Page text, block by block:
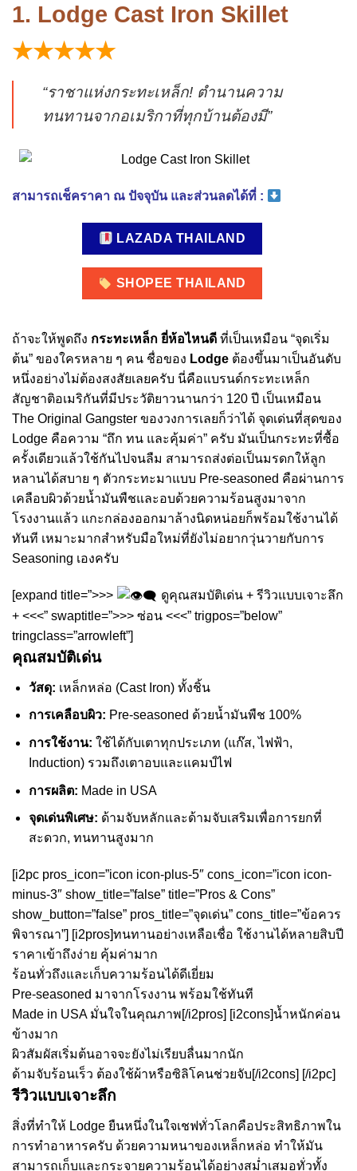
1. Lodge Cast Iron Skillet
★★★★★
“ราชาแห่งกระทะเหล็ก! ตำนานความ
ทนทานจากอเมริกาที่ทุกบ้านต้องมี”
สามารถเช็คราคา ณ ปัจจุบัน และส่วนลดได้ที่ :
LAZADA THAILAND
SHOPEE THAILAND
ถ้าจะให้พูดถึง กระทะเหล็ก ยี่ห้อไหนดี ที่เป็นเหมือน “จุดเริ่ม
ต้น” ของใครหลาย ๆ คน ชื่อของ Lodge ต้องขึ้นมาเป็นอันดับ
หนึ่งอย่างไม่ต้องสงสัยเลยครับ นี่คือแบรนด์กระทะเหล็ก
สัญชาติอเมริกันที่มีประวัติยาวนานกว่า 120 ปี เป็นเหมือน
The Original Gangster ของวงการเลยก็ว่าได้ จุดเด่นที่สุดของ
Lodge คือความ “ถึก ทน และคุ้มค่า” ครับ มันเป็นกระทะที่ซื้อ
ครั้งเดียวแล้วใช้กันไปจนลืม สามารถส่งต่อเป็นมรดกให้ลูก
หลานได้สบาย ๆ ตัวกระทะมาแบบ Pre-seasoned คือผ่านการ
เคลือบผิวด้วยน้ำมันพืชและอบด้วยความร้อนสูงมาจาก
โรงงานแล้ว แกะกล่องออกมาล้างนิดหน่อยก็พร้อมใช้งานได้
ทันที เหมาะมากสำหรับมือใหม่ที่ยังไม่อยากวุ่นวายกับการ
Seasoning เองครับ
[expand title=”>>>
ดูคุณสมบัติเด่น + รีวิวแบบเจาะลึก
+ <<<” swaptitle=”>>> ซ่อน <<<” trigpos=”below”
tringclass=”arrowleft”]
คุณสมบัติเด่น
วัสดุ: เหล็กหล่อ (Cast Iron) ทั้งชิ้น
การเคลือบผิว: Pre-seasoned ด้วยน้ำมันพืช 100%
การใช้งาน: ใช้ได้กับเตาทุกประเภท (แก๊ส, ไฟฟ้า,
Induction) รวมถึงเตาอบและแคมป์ไฟ
การผลิต: Made in USA
จุดเด่นพิเศษ: ด้ามจับหลักและด้ามจับเสริมเพื่อการยกที่
สะดวก, ทนทานสูงมาก
[i2pc pros_icon=”icon icon-plus-5″ cons_icon=”icon icon-
minus-3″ show_title=”false” title=”Pros & Cons”
show_button=”false” pros_title=”จุดเด่น” cons_title=”ข้อควร
พิจารณา”] [i2pros]ทนทานอย่างเหลือเชื่อ ใช้งานได้หลายสิบปี
ราคาเข้าถึงง่าย คุ้มค่ามาก
ร้อนทั่วถึงและเก็บความร้อนได้ดีเยี่ยม
Pre-seasoned มาจากโรงงาน พร้อมใช้ทันที
Made in USA มั่นใจในคุณภาพ[/i2pros] [i2cons]น้ำหนักค่อน
ข้างมาก
ผิวสัมผัสเริ่มต้นอาจจะยังไม่เรียบลื่นมากนัก
ด้ามจับร้อนเร็ว ต้องใช้ผ้าหรือซิลิโคนช่วยจับ[/i2cons] [/i2pc]
รีวิวแบบเจาะลึก
สิ่งที่ทำให้ Lodge ยืนหนึ่งในใจเชฟทั่วโลกคือประสิทธิภาพใน
การทำอาหารครับ ด้วยความหนาของเหล็กหล่อ ทำให้มัน
สามารถเก็บและกระจายความร้อนได้อย่างสม่ำเสมอทั่วทั้ง